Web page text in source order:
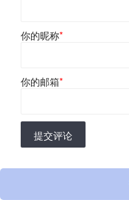
你的昵称*
你的邮箱*
提交评论